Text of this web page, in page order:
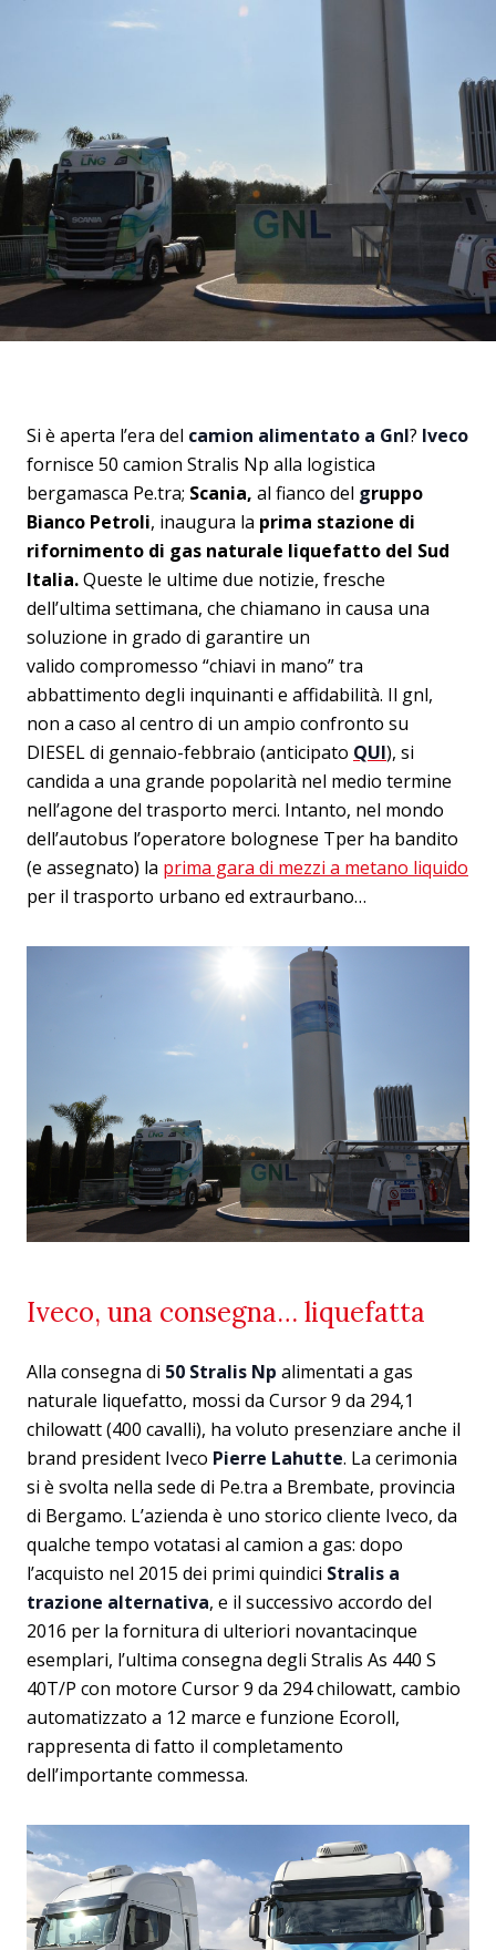
Si è aperta l’era del camion alimentato a Gnl? Iveco
fornisce 50 camion Stralis Np alla logistica
bergamasca Pe.tra; Scania, al fianco del gruppo
Bianco Petroli, inaugura la prima stazione di
rifornimento di gas naturale liquefatto del Sud
Italia.Queste le ultime due notizie, fresche
dell’ultima settimana, che chiamano in causa una
soluzione in grado di garantire un
valido compromesso “chiavi in mano” tra
abbattimento degli inquinanti e affidabilità. Il gnl,
non a caso al centro di un ampio confronto su
DIESEL di gennaio-febbraio (anticipato QUI), si
candida a una grande popolarità nel medio termine
nell’agone del trasporto merci. Intanto, nel mondo
dell’autobus l’operatore bolognese Tper ha bandito
(e assegnato) la prima gara di mezzi a metano liquido
per il trasporto urbano ed extraurbano…
Iveco, una consegna… liquefatta
Alla consegna di 50 Stralis Np alimentati a gas
naturale liquefatto, mossi da Cursor 9 da 294,1
chilowatt (400 cavalli), ha voluto presenziare anche il
brand president Iveco Pierre Lahutte. La cerimonia
si è svolta nella sede di Pe.tra a Brembate, provincia
di Bergamo. L’azienda è uno storico cliente Iveco, da
qualche tempo votatasi al camion a gas: dopo
l’acquisto nel 2015 dei primi quindici Stralis a
trazione alternativa, e il successivo accordo del
2016 per la fornitura di ulteriori novantacinque
esemplari, l’ultima consegna degli Stralis As 440 S
40T/P con motore Cursor 9 da 294 chilowatt, cambio
automatizzato a 12 marce e funzione Ecoroll,
rappresenta di fatto il completamento
dell’importante commessa.